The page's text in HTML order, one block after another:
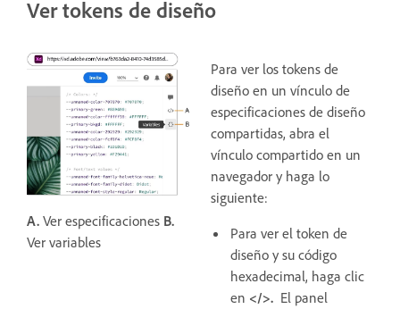
Ver tokens de diseño
A. Ver especificaciones B.
Ver variables
Para ver los tokens de
diseño en un vínculo de
especificaciones de diseño
compartidas, abra el
vínculo compartido en un
navegador y haga lo
siguiente:
Para ver el token de
diseño y su código
hexadecimal, haga clic
en </>. El panel